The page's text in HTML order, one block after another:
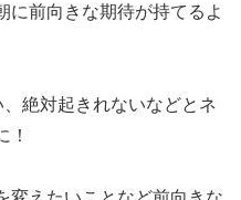
に前向きな期待が持てるよ
絶対起きれないなどとネ
！